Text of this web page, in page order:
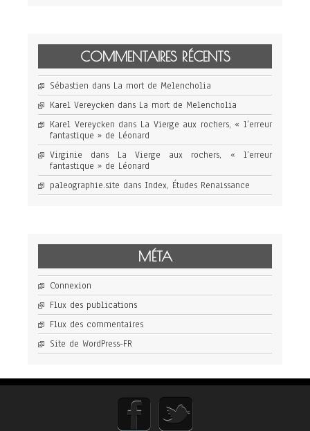
COMMENTAIRES RÉCENTS
Sébastien dans La mort de Melencholia
Karel Vereycken dans La mort de Melencholia
Karel Vereycken dans La Vierge aux rochers, « l’erreur
fantastique » de Léonard
Virginie dans La Vierge aux rochers, « l’erreur
fantastique » de Léonard
paleographie.site dans Index, Études Renaissance
MÉTA
Connexion
Flux des publications
Flux des commentaires
Site de WordPress-FR